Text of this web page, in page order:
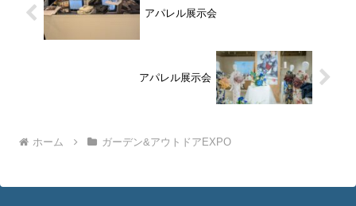
アパレル展示会
アパレル展示会
ホーム ガーデン&アウトドアEXPO